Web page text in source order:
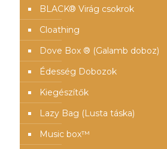
BLACK® Virág csokrok
Cloathing
Dove Box ® (Galamb doboz)
Édesség Dobozok
Kiegészítők
Lazy Bag (Lusta táska)
Music box™️